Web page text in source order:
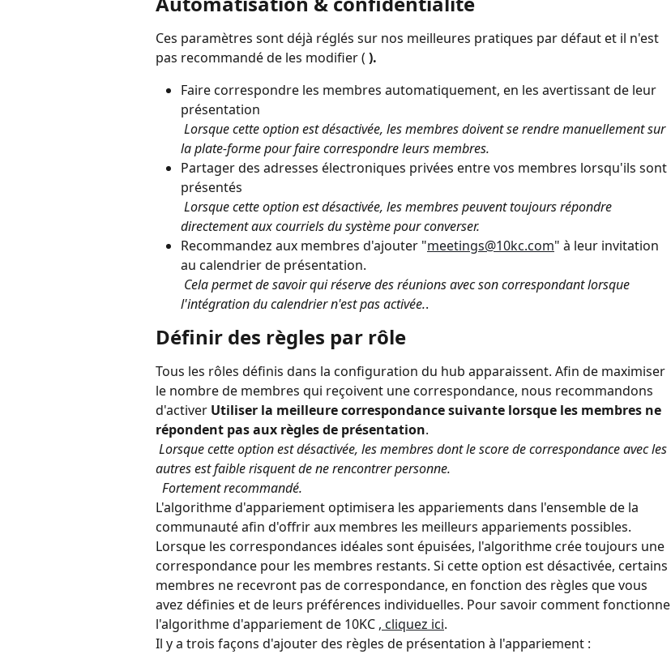
Ces paramètres sont déjà réglés sur nos meilleures pratiques par défaut et il n'est
pas recommandé de les modifier ( ).
Faire correspondre les membres automatiquement, en les avertissant de leur
présentation
Lorsque cette option est désactivée, les membres doivent se rendre manuellement sur
la plate-forme pour faire correspondre leurs membres.
Partager des adresses électroniques privées entre vos membres lorsqu'ils sont
présentés
Lorsque cette option est désactivée, les membres peuvent toujours répondre
directement aux courriels du système pour converser.
Recommandez aux membres d'ajouter "meetings@10kc.com" à leur invitation
au calendrier de présentation.
Cela permet de savoir qui réserve des réunions avec son correspondant lorsque
l'intégration du calendrier n'est pas activée..
Définir des règles par rôle
Tous les rôles définis dans la configuration du hub apparaissent. Afin de maximiser
le nombre de membres qui reçoivent une correspondance, nous recommandons
d'activer Utiliser la meilleure correspondance suivante lorsque les membres ne
répondent pas aux règles de présentation.
Lorsque cette option est désactivée, les membres dont le score de correspondance avec les
autres est faible risquent de ne rencontrer personne.
Fortement recommandé.
L'algorithme d'appariement optimisera les appariements dans l'ensemble de la
communauté afin d'offrir aux membres les meilleurs appariements possibles.
Lorsque les correspondances idéales sont épuisées, l'algorithme crée toujours une
correspondance pour les membres restants. Si cette option est désactivée, certains
membres ne recevront pas de correspondance, en fonction des règles que vous
avez définies et de leurs préférences individuelles. Pour savoir comment fonctionne
l'algorithme d'appariement de 10KC , cliquez ici.
Il y a trois façons d'ajouter des règles de présentation à l'appariement :